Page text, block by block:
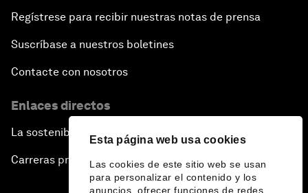
Esta página web usa cookies
Las cookies de este sitio web se usan
para personalizar el contenido y los
anuncios, ofrecer funciones de redes
Regístrese para recibir nuestras notas de prensa
Suscríbase a nuestros boletines
Contacte con nosotros
Enlaces directos
La sostenibilidad en el Foro
Carreras profesionales